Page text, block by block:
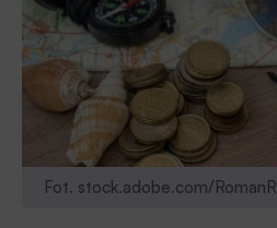
Fot. stock.adobe.com/RomanR